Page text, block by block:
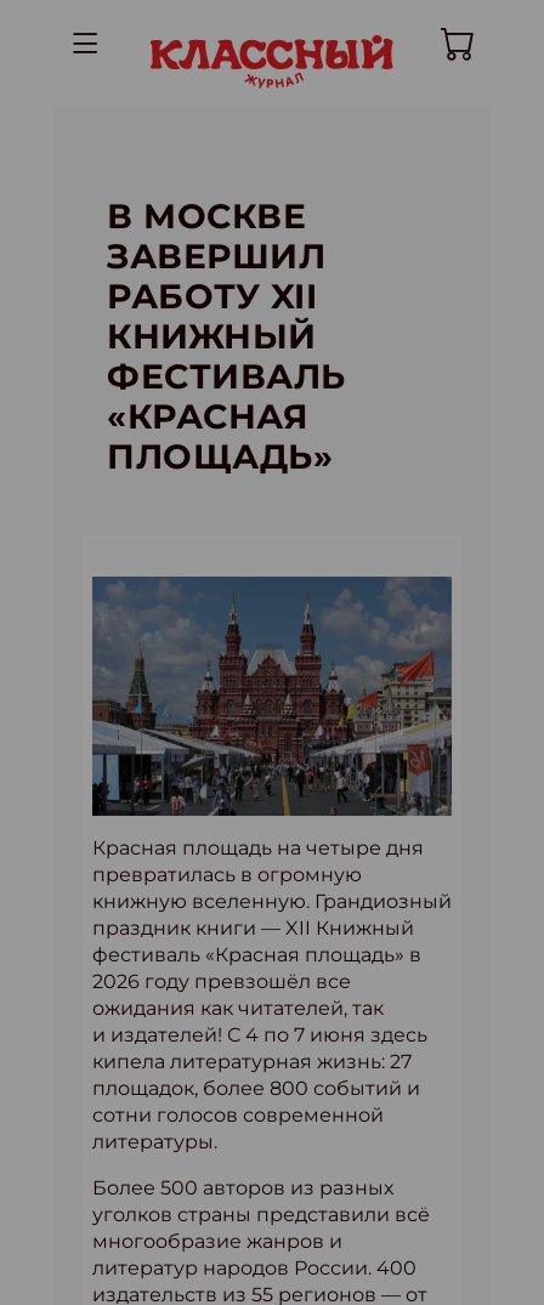
В МОСКВЕ
ЗАВЕРШИЛ
РАБОТУ XII
КНИЖНЫЙ
ФЕСТИВАЛЬ
«КРАСНАЯ
ПЛОЩАДЬ»
Красная площадь на четыре дня
превратилась в огромную
книжную вселенную. Грандиозный
праздник книги — XII Книжный
фестиваль «Красная площадь» в
2026 году превзошёл все
ожидания как читателей, так
и издателей! С 4 по 7 июня здесь
кипела литературная жизнь: 27
площадок, более 800 событий и
сотни голосов современной
литературы.
Более 500 авторов из разных
уголков страны представили всё
многообразие жанров и
литератур народов России. 400
издательств из 55 регионов — от